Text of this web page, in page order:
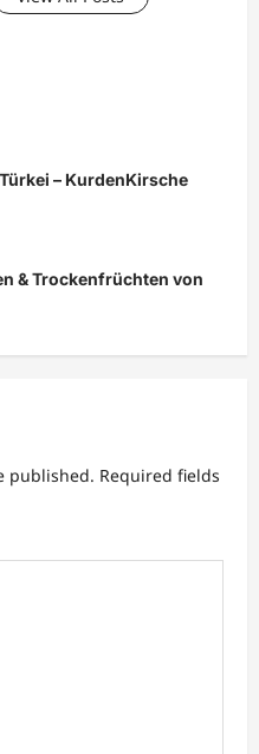
– KurdenKirsche
& Trockenfrüchten von
published. Required fields